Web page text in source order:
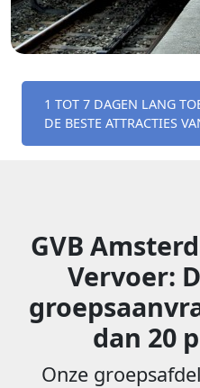
1 TOT 7 DAGEN LANG
DE BESTE ATTRACTIES
GVB
Vervoer:
dan 20
Onze